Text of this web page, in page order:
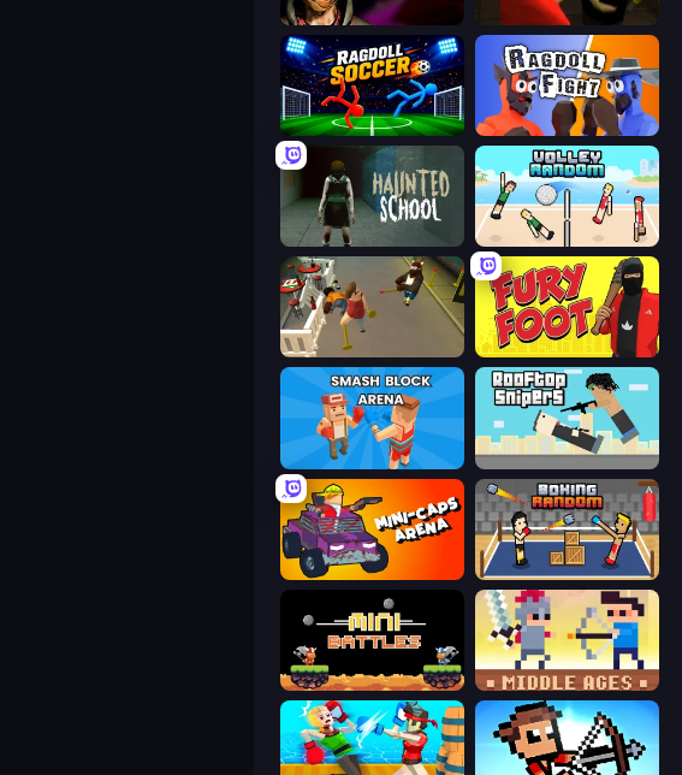
Horror Tale
Ragdoll Soccer 2 Players Ragdoll Fight
Haunted School Volley Random
Fury Foot
Smash Block Arena Rooftop Snipers
Mini-Caps: Arena Boxing Random
12 MiniBattles Castle Wars: Middle Ages